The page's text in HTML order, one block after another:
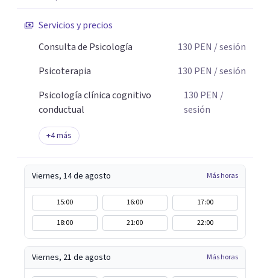
Servicios y precios
Consulta de Psicología
130 PEN / sesión
Psicoterapia
130 PEN / sesión
Psicología clínica cognitivo
conductual
130 PEN /
sesión
+4más
Viernes, 14 de agosto Más horas
15:00 16:00
17:00
18:00
21:00 22:00
Viernes, 21 de agosto Más horas